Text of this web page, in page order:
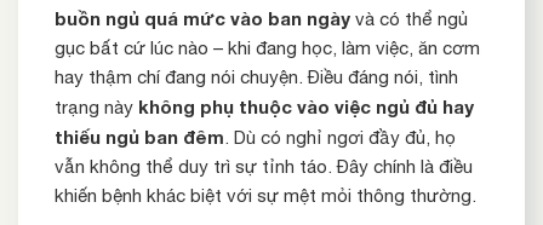
buồn ngủ quá mức vào ban ngày và có thể ngủ
gục bất cứ lúc nào – khi đang học, làm việc, ăn cơm
hay thậm chí đang nói chuyện. Điều đáng nói, tình
trạng này không phụ thuộc vào việc ngủ đủ hay
thiếu ngủ ban đêm. Dù có nghỉ ngơi đầy đủ, họ
vẫn không thể duy trì sự tỉnh táo. Đây chính là điều
khiến bệnh khác biệt với sự mệt mỏi thông thường.